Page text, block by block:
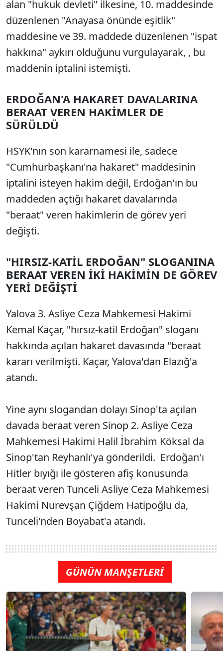
alan "hukuk devleti" ilkesine, 10. maddesinde
düzenlenen "Anayasa önünde eşitlik"
maddesine ve 39. maddede düzenlenen "ispat
hakkına" aykırı olduğunu vurgulayarak, , bu
maddenin iptalini istemişti.
ERDOĞAN'A HAKARET DAVALARINA
BERAAT VEREN HAKİMLER DE
SÜRÜLDÜ
HSYK'nın son kararnamesi ile, sadece
"Cumhurbaşkanı'na hakaret" maddesinin
iptalini isteyen hakim değil, Erdoğan'ın bu
maddeden açtığı hakaret davalarında
"beraat" veren hakimlerin de görev yeri
değişti.
"HIRSIZ-KATİL ERDOĞAN" SLOGANINA
BERAAT VEREN İKİ HAKİMİN DE GÖREV
YERİ DEĞİŞTİ
Yalova 3. Asliye Ceza Mahkemesi Hakimi
Kemal Kaçar, "hırsız-katil Erdoğan" sloganı
hakkında açılan hakaret davasında "beraat
kararı verilmişti. Kaçar, Yalova'dan Elazığ'a
atandı.
Yine aynı slogandan dolayı Sinop'ta açılan
davada beraat veren Sinop 2. Asliye Ceza
Mahkemesi Hakimi Halil İbrahim Köksal da
Sinop'tan Reyhanlı'ya gönderildi. Erdoğan'ı
Hitler bıyığı ile gösteren afiş konusunda
beraat veren Tunceli Asliye Ceza Mahkemesi
Hakimi Nurevşan Çiğdem Hatipoğlu da,
Tunceli'nden Boyabat'a atandı.
GÜNÜN MANŞETLERİ